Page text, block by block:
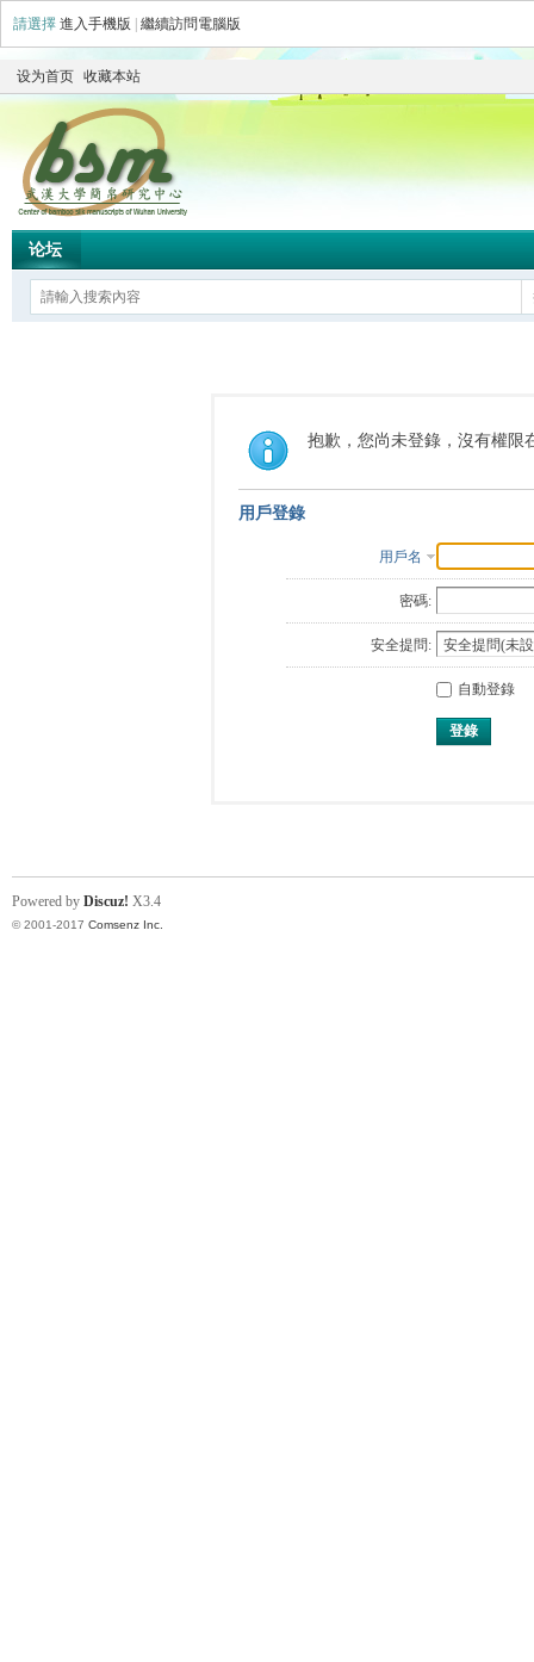
請選擇 進入手機版 繼續訪問電腦版
设为首页 收藏本站
论坛
抱歉，您尚未登錄，沒有權限
用戶登錄
用戶名
密碼:
安全提問:
自動登錄
登錄
Powered by Discuz! X3.4
© 2001-2017 Comsenz Inc.